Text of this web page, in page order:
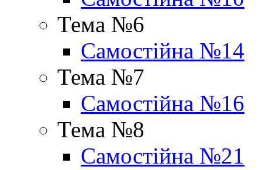
Тема №6
Самостійна №14
Тема №7
Самостійна №16
Тема №8
Самостійна №21